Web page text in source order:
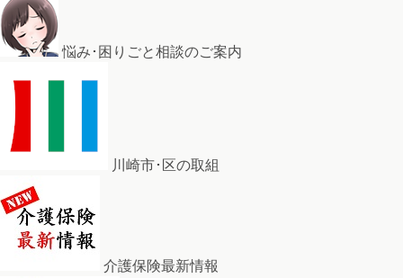
悩み･困りごと相談のご案内
川崎市･区の取組
介護保険最新情報